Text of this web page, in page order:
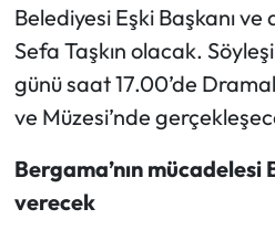
Belediyesi Eşki Başkanı
Sefa Taşkın olacak.
günü saat 17.00’de
ve Müzesi’nde
Bergama’nın
verecek